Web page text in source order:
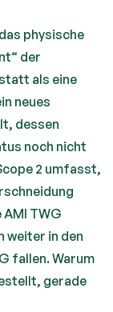
physische
der
als eine
neues
dessen
noch nicht
2 umfasst,
TWG
weiter in den
fallen. Warum
gerade